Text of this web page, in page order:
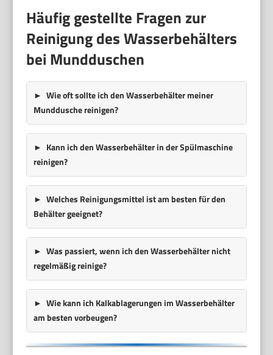
Häufig gestellte Fragen zur
Reinigung des Wasserbehälters
bei Mundduschen
Wie oft sollte ich den Wasserbehälter meiner
Munddusche reinigen?
Kann ich den Wasserbehälter in der Spülmaschine
reinigen?
Welches Reinigungsmittel ist am besten für den
Behälter geeignet?
Was passiert, wenn ich den Wasserbehälter nicht
regelmäßig reinige?
Wie kann ich Kalkablagerungen im Wasserbehälter
am besten vorbeugen?